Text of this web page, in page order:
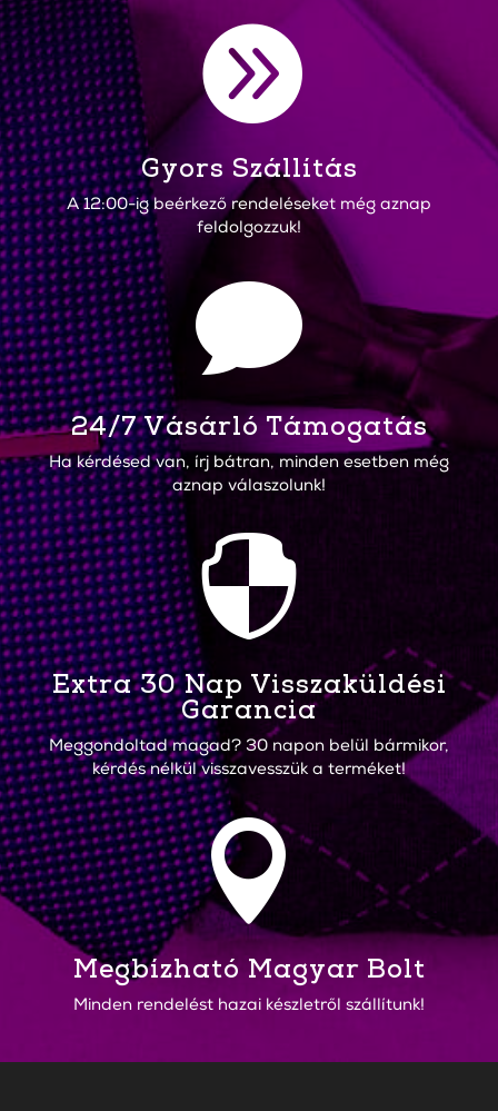

Gyors Szállítás
A 12:00-ig beérkező rendeléseket még aznap
feldolgozzuk!

24/7 Vásárló Támogatás
Ha kérdésed van, írj bátran, minden esetben még
aznap válaszolunk!

Extra 30 Nap Visszaküldési
Garancia
Meggondoltad magad? 30 napon belül bármikor,
kérdés nélkül visszavesszük a terméket!

Megbízható Magyar Bolt
Minden rendelést hazai készletről szállítunk!